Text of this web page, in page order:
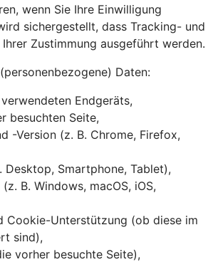
wenn Sie Ihre Einwilligung
sichergestellt, dass Tracking- und
Zustimmung ausgeführt werden.
Daten:
Endgeräts,
besuchten Seite,
-Version (z. B. Chrome, Firefox,
Desktop, Smartphone, Tablet),
B. Windows, macOS, iOS,
Cookie-Unterstützung (ob diese im
sind),
vorher besuchte Seite),